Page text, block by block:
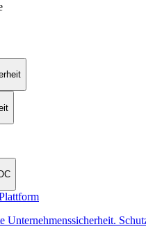
Unternehmenssicherheit.